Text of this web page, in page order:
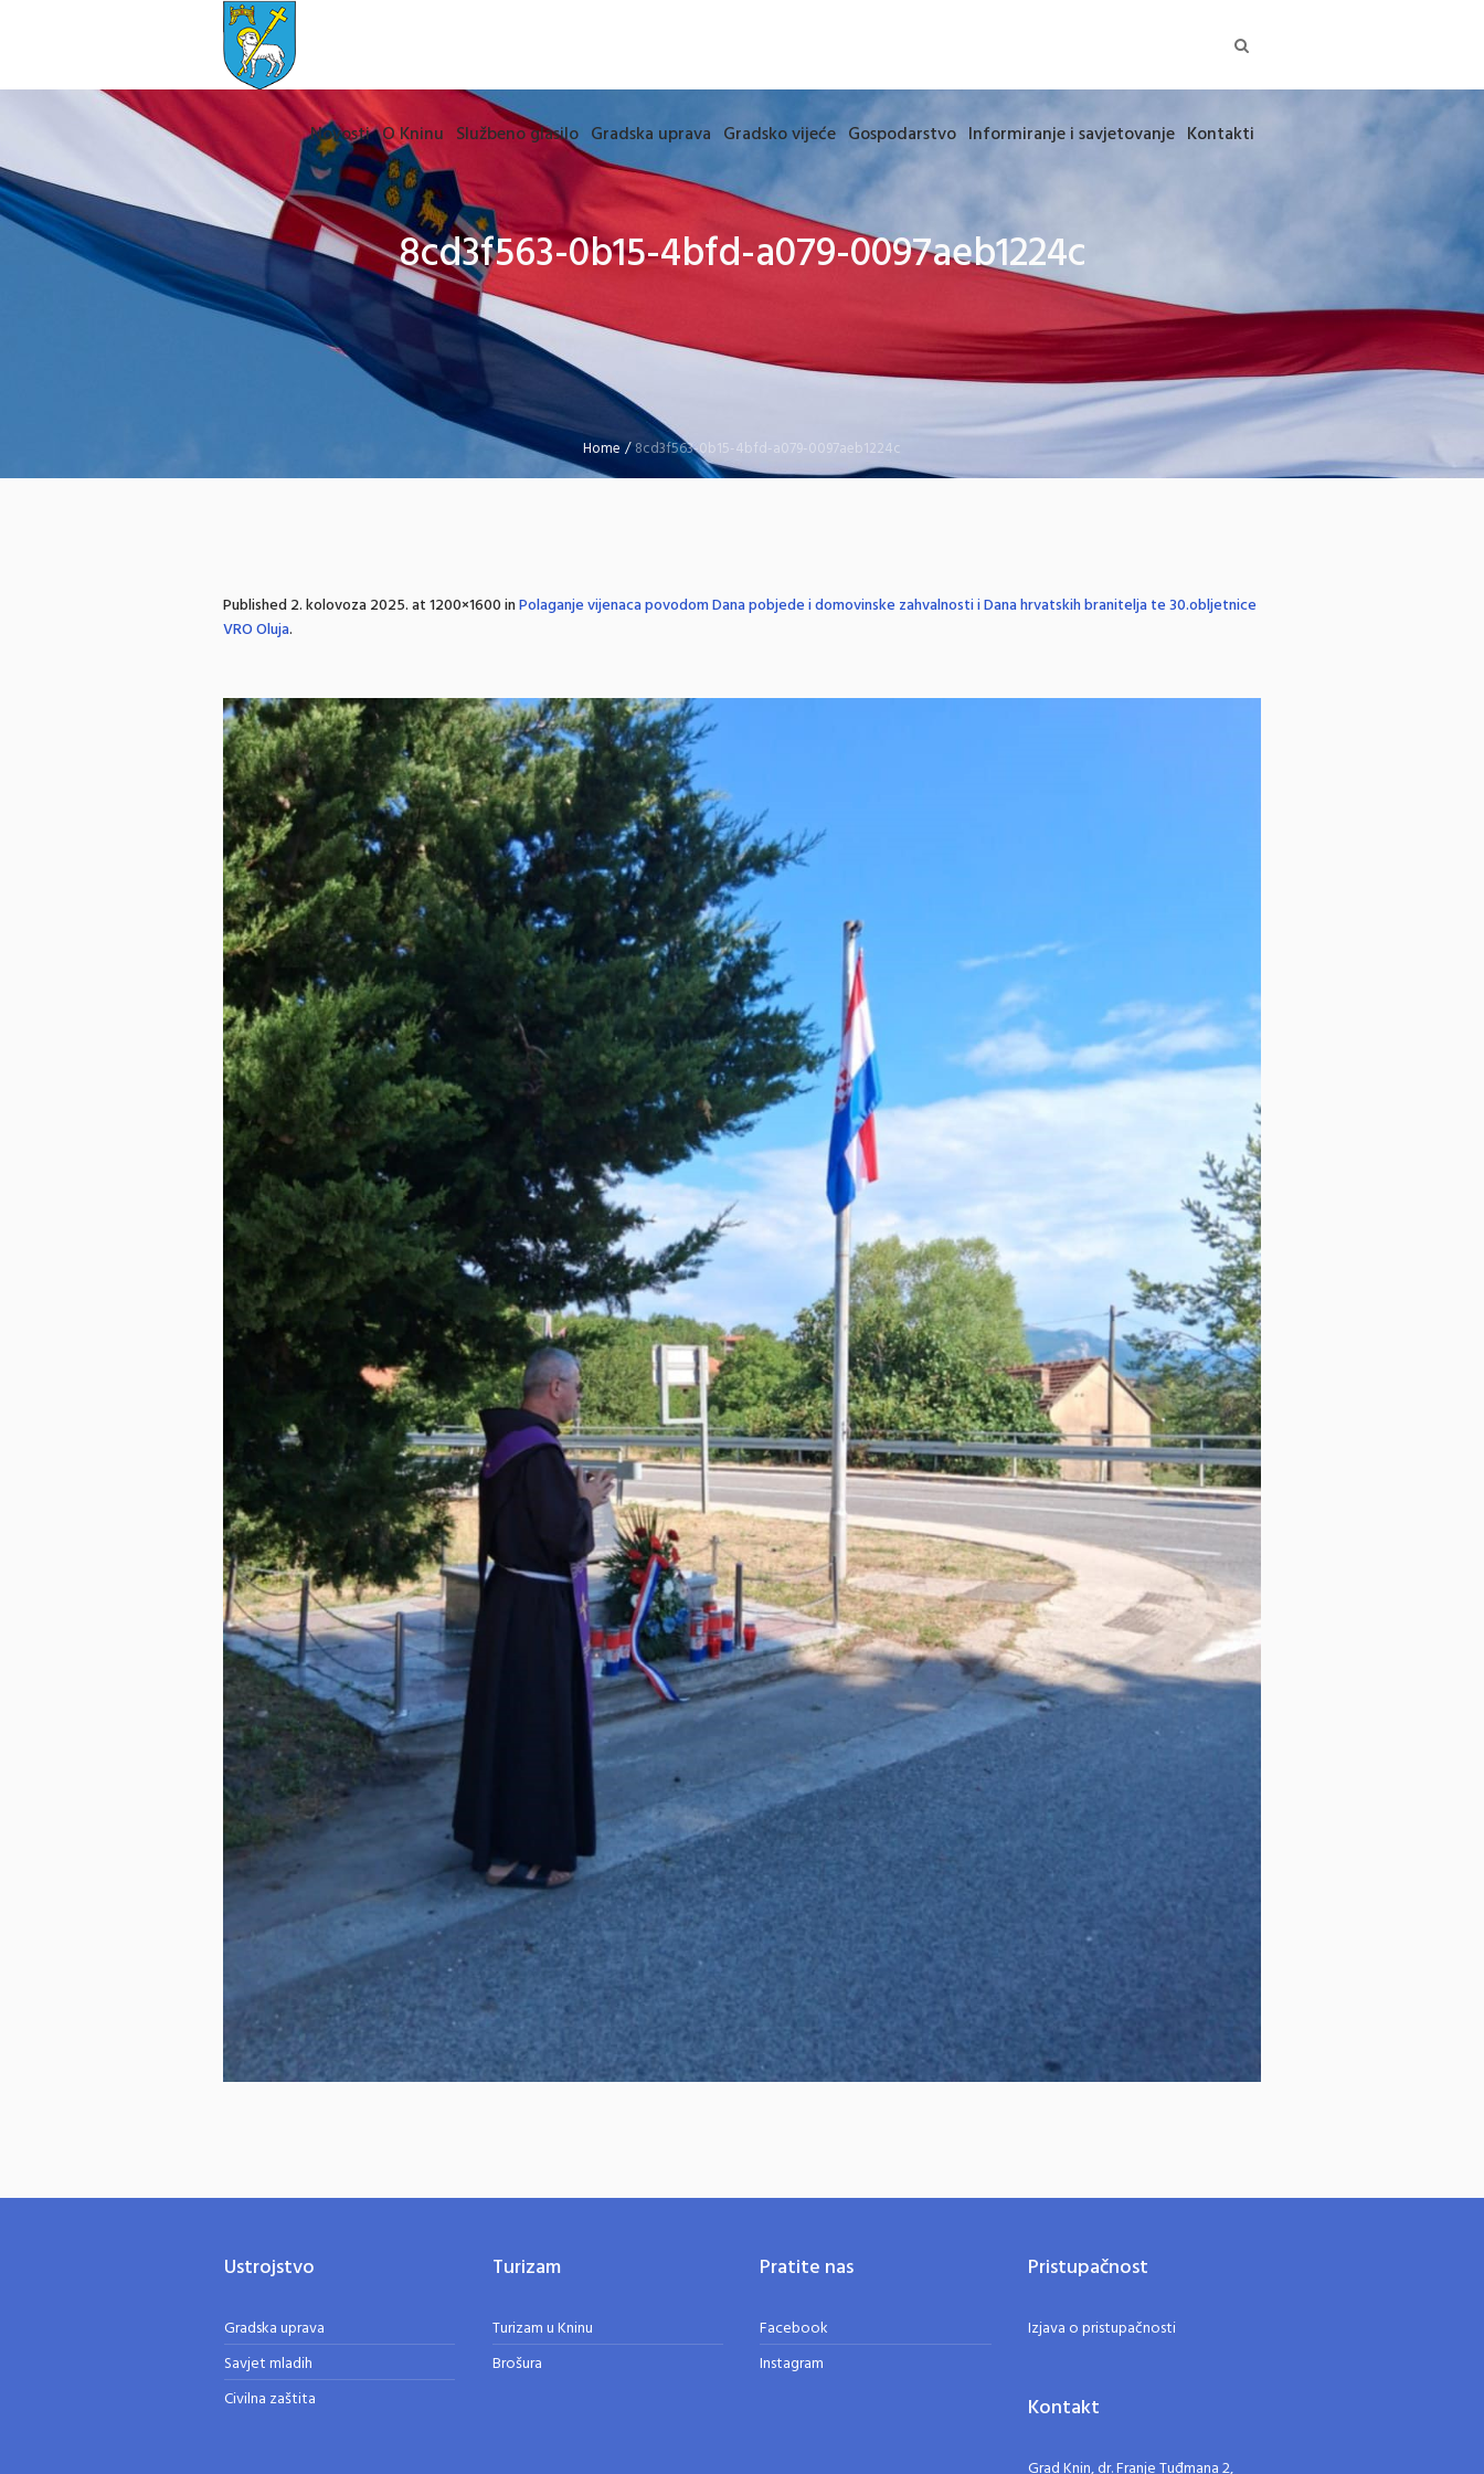
Novosti O Kninu Službeno glasilo Gradska uprava Gradsko vijeće Gospodarstvo Informiranje i savjetovanje Kontakti
8cd3f563-0b15-4bfd-a079-0097aeb1224c
Home /8cd3f563-0b15-4bfd-a079-0097aeb1224c
Published2. kolovoza 2025.at 1200×1600 inPolaganje vijenaca povodom Dana pobjede i domovinske zahvalnosti i Dana hrvatskih branitelja te 30.obljetnice
VRO Oluja.
Ustrojstvo
Gradska uprava
Savjet mladih
Civilna zaštita
Turizam
Turizam u Kninu
Brošura
Pratite nas
Facebook
Instagram
Pristupačnost
Izjava o pristupačnosti
Kontakt